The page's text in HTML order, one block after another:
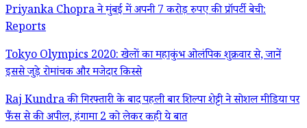
Priyanka Chopra ने मुंबई में अपनी 7 करोड़ रुपए की प्रॉपर्टी बेची:
Reports
Tokyo Olympics 2020: खेलों का महाकुंभ ओलंपिक शुक्रवार से, जानें
इससे जुड़े रोमांचक और मजेदार किस्से
Raj Kundra की गिरफ्तारी के बाद पहली बार शिल्पा शेट्टी ने सोशल मीडिया पर
फैंस से की अपील, हंगामा 2 को लेकर कही ये बात